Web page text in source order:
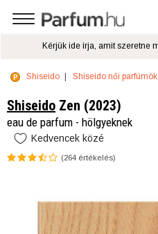
Shiseido Shiseido női parfümök
Shiseido Zen (2023)
eau de parfum - hölgyeknek
Kedvencek közé
(264 értékelés)